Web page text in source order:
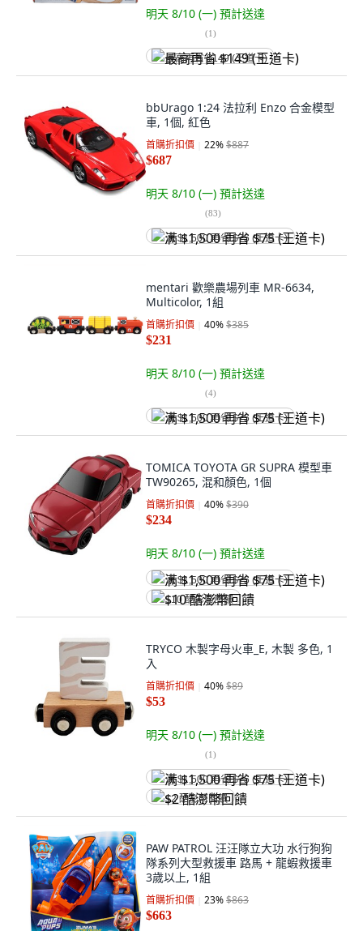
明天 8/10 (一) 預計送達
(1)
最高再省 $149 (王道卡)
bbUrago 1:24 法拉利 Enzo 合金模型
車, 1個, 紅色
首購折扣價 22%$887
$687
明天 8/10 (一) 預計送達
(83)
满 $1,500 再省 $75 (王道卡)
mentari 歡樂農場列車 MR-6634,
Multicolor, 1組
首購折扣價 40%$385
$231
明天 8/10 (一) 預計送達
(4)
满 $1,500 再省 $75 (王道卡)
TOMICA TOYOTA GR SUPRA 模型車
TW90265, 混和顏色, 1個
首購折扣價 40%$390
$234
明天 8/10 (一) 預計送達
满 $1,500 再省 $75 (王道卡)
$10 酷澎幣回饋
TRYCO 木製字母火車_E, 木製 多色, 1
入
首購折扣價 40%$89
$53
明天 8/10 (一) 預計送達
(1)
满 $1,500 再省 $75 (王道卡)
$2 酷澎幣回饋
PAW PATROL 汪汪隊立大功 水行狗狗
隊系列大型救援車 路馬 + 龍蝦救援車
3歲以上, 1組
首購折扣價 23%$863
$663